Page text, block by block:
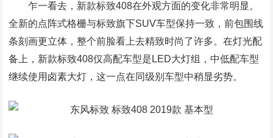
乍一看去，新款标致408在外观方面的变化非常明显。
全新的点阵式格栅与标致旗下SUV车型保持一致，前包围线
条刻画更立体，整个前脸看上去精致时尚了许多。在灯光配
备上，新款标致408仅高配车型是LED大灯组，中低配车型
继续使用卤素大灯，这一点在同级别车型中稍显劣势。